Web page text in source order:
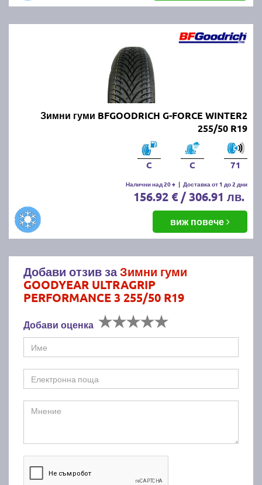
Зимни гуми BFGOODRICH G-FORCE WINTER2
255/50 R19
C C 71
Налични над 20 + | Доставка от 1 до 2 дни
156.92 € / 306.91 лв.
виж повече
Добави отзив заЗимни гуми
GOODYEAR ULTRAGRIP
PERFORMANCE 3 255/50 R19
Добави оценка